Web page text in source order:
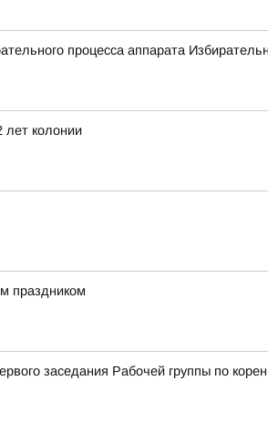
процесса аппарата
лет колонии
праздником
заседания Рабочей группы по